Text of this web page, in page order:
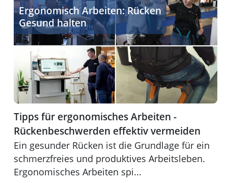
Ergonomisch Arbeiten: Rücken
Gesund halten
Tipps für ergonomisches Arbeiten -
Rückenbeschwerden effektiv vermeiden
Ein gesunder Rücken ist die Grundlage für ein
schmerzfreies und produktives Arbeitsleben.
Ergonomisches Arbeiten spi...